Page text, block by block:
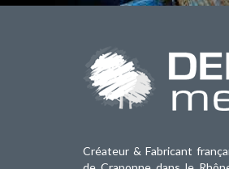
Créateur & Fabricant